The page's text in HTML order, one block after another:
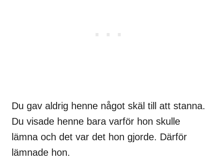
Du gav aldrig henne något skäl till att stanna.
Du visade henne bara varför hon skulle
lämna och det var det hon gjorde. Därför
lämnade hon.